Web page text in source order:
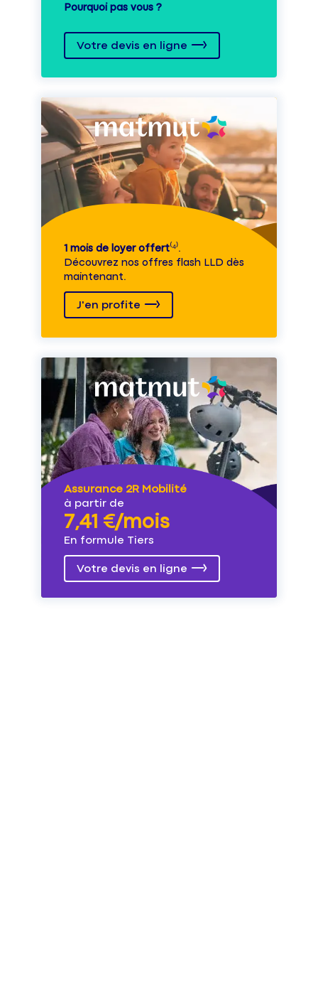
Pourquoi pas vous ?
Votre devis en ligne
1 mois de loyer offert⁽⁴⁾.
Découvrez nos offres flash LLD dès
maintenant.
J'en profite
Assurance 2R Mobilité
à partir de
7,41 €/mois
En formule Tiers
Votre devis en ligne